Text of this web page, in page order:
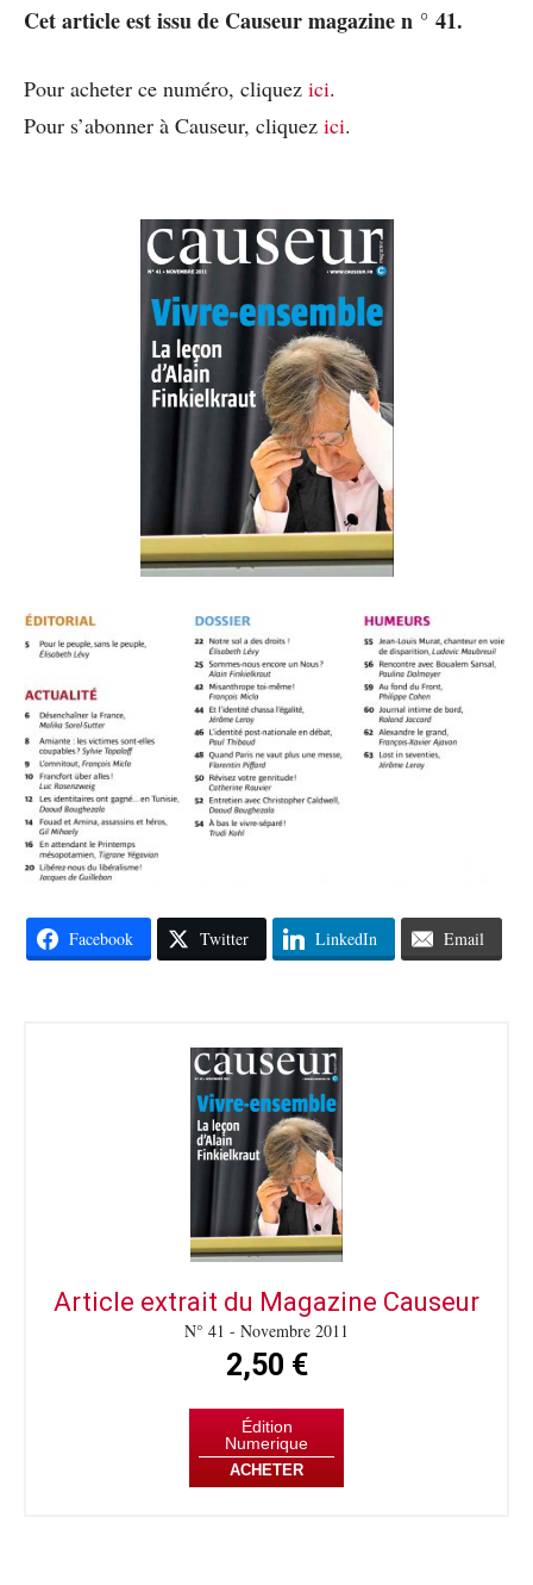
Cet article est issu de Causeur magazine n ° 41.
Pour acheter ce numéro, cliquez ici.
Pour s’abonner à Causeur, cliquez ici.
Facebook Twitter LinkedIn Email
Article extrait du Magazine Causeur
N° 41 - Novembre 2011
2,50 €
Édition
Numerique
ACHETER